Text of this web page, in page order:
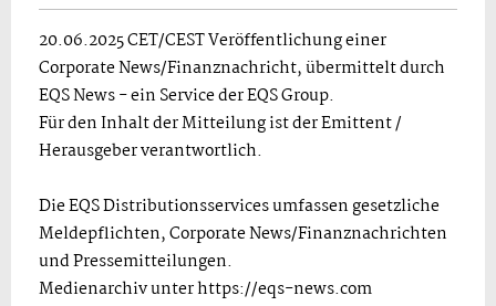
20.06.2025 CET/CEST Veröffentlichung einer
Corporate News/Finanznachricht, übermittelt durch
EQS News - ein Service der EQS Group.
Für den Inhalt der Mitteilung ist der Emittent /
Herausgeber verantwortlich.
Die EQS Distributionsservices umfassen gesetzliche
Meldepflichten, Corporate News/Finanznachrichten
und Pressemitteilungen.
Medienarchiv unter https://eqs-news.com